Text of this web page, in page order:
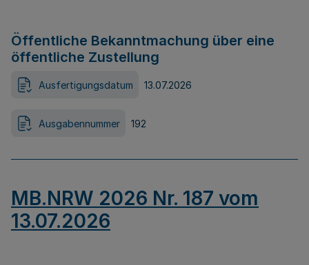
Öffentliche Bekanntmachung über eine
öffentliche Zustellung
Ausfertigungsdatum 13.07.2026
Ausgabennummer 192
MB.NRW 2026 Nr. 187 vom
13.07.2026